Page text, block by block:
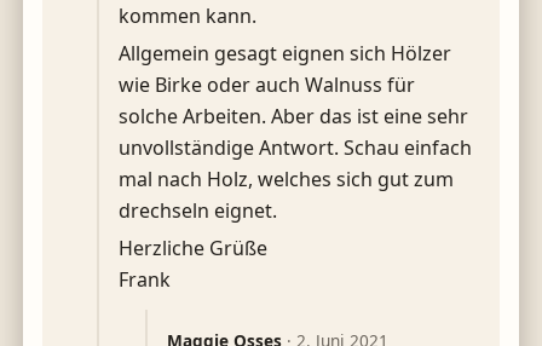
kommen kann.
Allgemein gesagt eignen sich Hölzer
wie Birke oder auch Walnuss für
solche Arbeiten. Aber das ist eine sehr
unvollständige Antwort. Schau einfach
mal nach Holz, welches sich gut zum
drechseln eignet.
Herzliche Grüße
Frank
Maggie Osses · 2. Juni 2021